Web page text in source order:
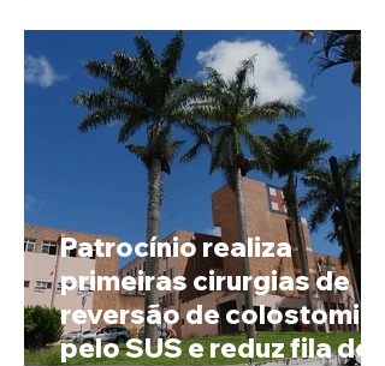
4 mil habitantes
Patrocínio realiza
primeiras cirurgias de
reversão de colostomia
pelo SUS e reduz fila de